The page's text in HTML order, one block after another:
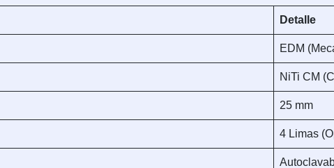
Detalle
EDM
NiTi CM
25 mm
4 Limas